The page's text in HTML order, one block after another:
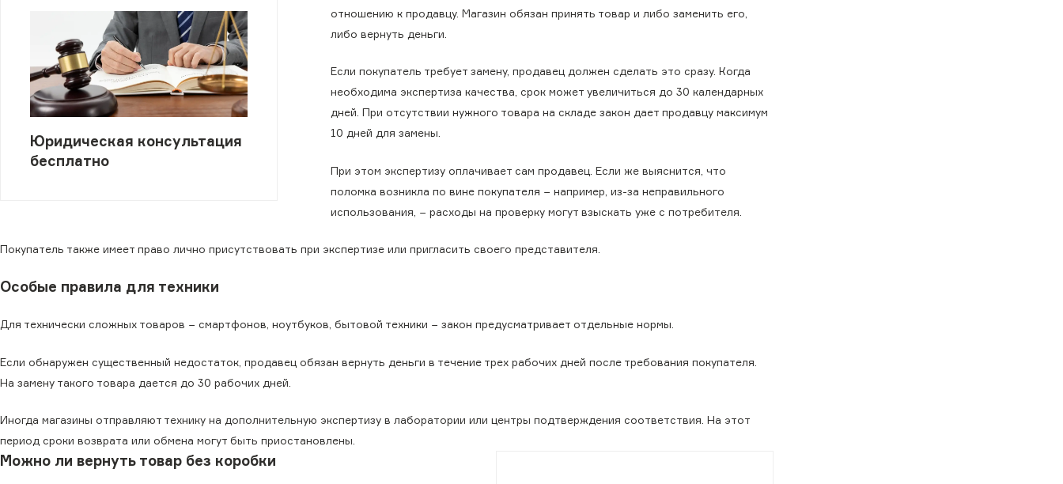
Юридическая консультация
бесплатно
отношению к продавцу. Магазин обязан принять товар и либо заменить его,
либо вернуть деньги.
Если покупатель требует замену, продавец должен сделать это сразу. Когда
необходима экспертиза качества, срок может увеличиться до 30 календарных
дней. При отсутствии нужного товара на складе закон дает продавцу максимум
10 дней для замены.
При этом экспертизу оплачивает сам продавец. Если же выяснится, что
поломка возникла по вине покупателя − например, из-за неправильного
использования, − расходы на проверку могут взыскать уже с потребителя.
Покупатель также имеет право лично присутствовать при экспертизе или пригласить своего представителя.
Особые правила для техники
Для технически сложных товаров − смартфонов, ноутбуков, бытовой техники − закон предусматривает отдельные нормы.
Если обнаружен существенный недостаток, продавец обязан вернуть деньги в течение трех рабочих дней после требования покупателя.
На замену такого товара дается до 30 рабочих дней.
Иногда магазины отправляют технику на дополнительную экспертизу в лаборатории или центры подтверждения соответствия. На этот
период сроки возврата или обмена могут быть приостановлены.
Можно ли вернуть товар без коробки